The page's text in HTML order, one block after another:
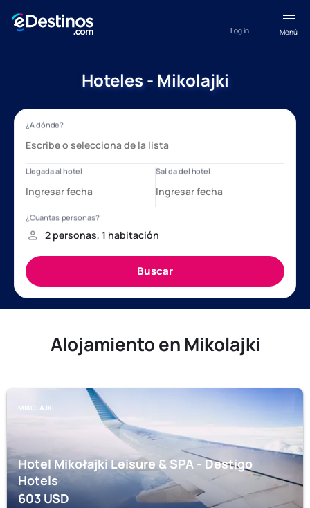
Menú
Log in
Hoteles - Mikolajki
Alojamiento en Mikolajki
MIKOLAJKI
Hotel Mikołajki Leisure & SPA - Destigo
Hotels
603USD